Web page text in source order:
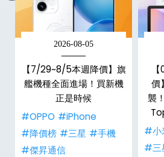
2026-08-05
【7/29~8/5本週降價】旗
艦機種全面進場！買新機
正是時候
#OPPO #iPhone
#降價榜 #三星 #手機
#傑昇通信
價
襲
#小
#三